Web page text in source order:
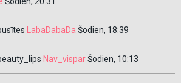
LabaDabaDa Šodien, 18:39
Nav_visparŠodien, 10:13